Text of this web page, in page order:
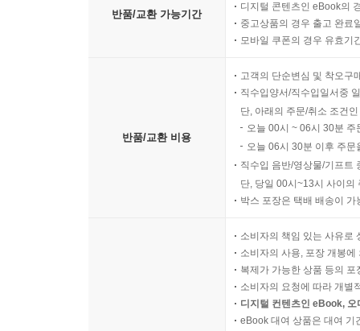
반품/교환 가능기간
디지털 콘텐츠인 eBook의
중고상품의 경우 출고 완료
모바일 쿠폰의 경우 유효기
반품/교환 비용
고객의 단순변심 및 착오구
직수입양서/직수입일서중
단, 아래의 주문/취소 조건
오늘 00시 ~ 06시 30분
오늘 06시 30분 이후 주
직수입 음반/영상물/기프트
단, 당일 00시~13시 사이의
박스 포장은 택배 배송이
소비자의 책임 있는 사유로
소비자의 사용, 포장 개봉
복제가 가능한 상품 등의
소비자의 요청에 따라 개별
디지털 컨텐츠인 eBook,
eBook 대여 상품은 대여 기